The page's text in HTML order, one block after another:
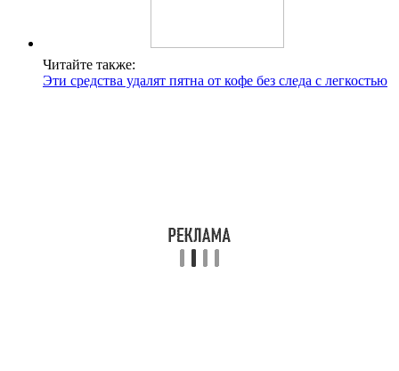
Читайте также:
Эти средства удалят пятна от кофе без следа с легкостью